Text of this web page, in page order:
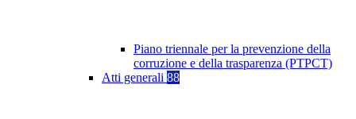
Piano triennale per la prevenzione della
corruzione e della trasparenza (PTPCT)
Atti generali 88